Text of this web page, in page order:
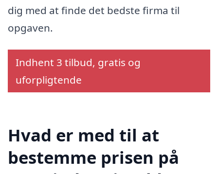
dig med at finde det bedste firma til
opgaven.
Indhent 3 tilbud, gratis og
uforpligtende
Hvad er med til at
bestemme prisen på